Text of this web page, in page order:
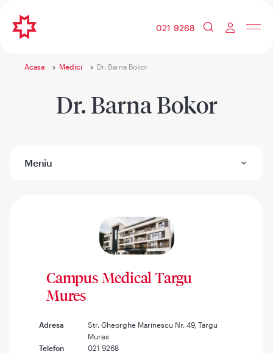
021 9268
Acasa Medici Dr. Barna Bokor
Dr. Barna Bokor
Meniu
Campus Medical Targu
Mures
Adresa
Str. Gheorghe Marinescu Nr. 49, Targu
Mures
Telefon
021 9268